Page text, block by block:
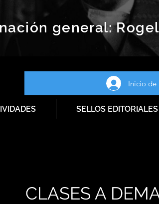
general:
Inicio de
SELLOS EDITORIALES
CLASES A